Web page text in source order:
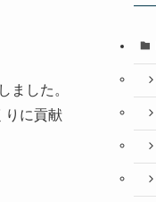
ました。
りに貢献